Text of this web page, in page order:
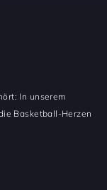
In unserem
Basketball-Herzen